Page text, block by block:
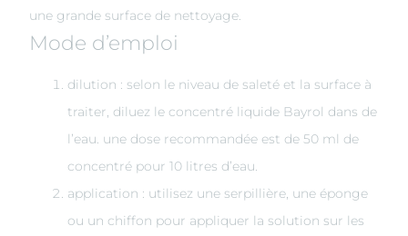
une grande surface de nettoyage.
Mode d’emploi
dilution : selon le niveau de saleté et la surface à
traiter, diluez le concentré liquide Bayrol dans de
l’eau. une dose recommandée est de 50 ml de
concentré pour 10 litres d’eau.
application : utilisez une serpillière, une éponge
ou un chiffon pour appliquer la solution sur les